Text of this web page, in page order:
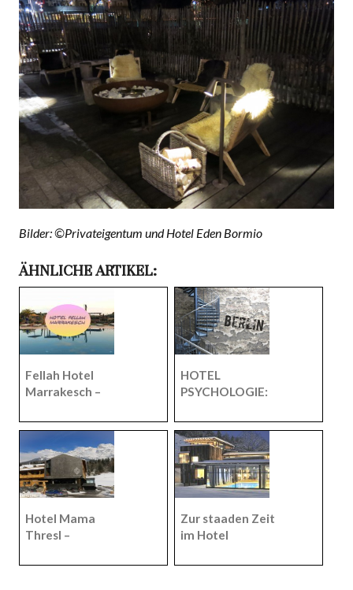
Bilder: ©Privateigentum und Hotel Eden Bormio
ÄHNLICHE ARTIKEL:
Fellah Hotel
Marrakesch –
und ein buntes
Sammelsurium .
HOTEL
PSYCHOLOGIE:
in Berlin passt zu
Dir?
Hotel Mama
Thresl –
urbane Art
Zur staaden Zeit
im Hotel
die Reduktion